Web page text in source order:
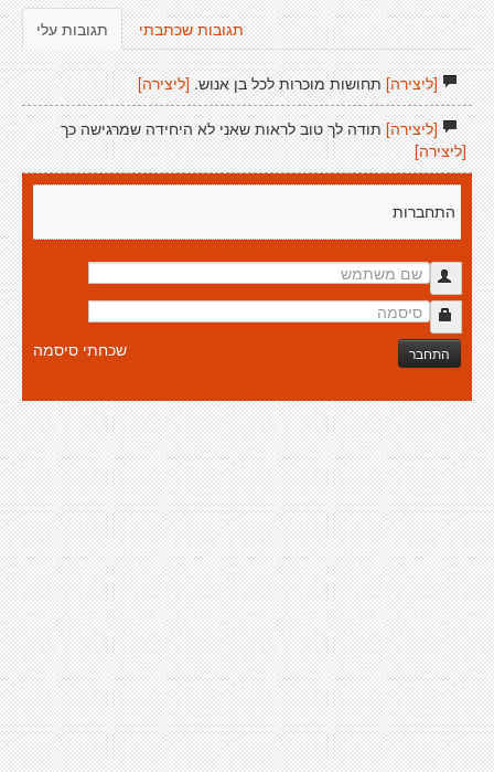
תגובות עלי תגובות שכתבתי
[ליצירה]תחושות מוכרות לכל בן אנוש.[ליצירה]
[ליצירה]תודה לך טוב לראות שאני לא היחידה שמרגישה כך
[ליצירה]
התחברות
התחבר שכחתי סיסמה